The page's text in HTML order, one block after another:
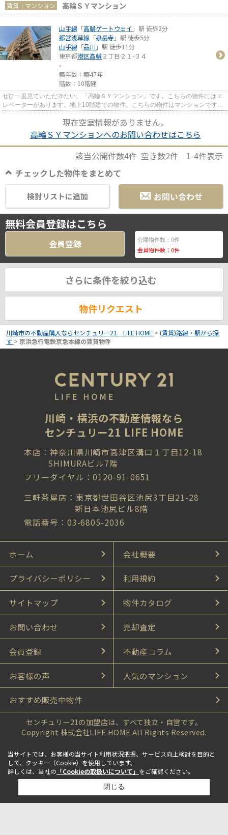
賃貸｜マンション 高輪ＳＹマンション
山手線 「高輪ゲートウェイ 」駅 徒歩2分
都営浅草線 「泉岳寺 」駅 徒歩5分
山手線 「品川 」駅 徒歩11分
東京都港区高輪２丁目２１-３４
-
築年数：築47年
階数：10階建
ぜひ一度見ていただきたい、「高輪ＳＹマンション」です。こちらの物件にはエ
レベーターがあります。地上10階建ての物件。こちらの物件はマンションです。
現在空室情報がありません。
高輪ＳＹマンションへのお問い合わせはこちら
該当公開件数4件 空き数2件 1-4件表示
チェックした物件をまとめて
お問い合わせ
検討リストに追加
無料会員登録はこちら
会員登録 公開物件数： 0件
会員物件数： 0件
さらに条件を絞り込む
物件リクエスト
川崎市の不動産購入ならセンチュリー21 LIFE HOME > (賃貸)路線・駅から探
す > 京浜急行電鉄京急本線の賃貸物件
川崎・横浜の不動産情報なら
センチュリー21 LIFE HOME
本店：神奈川県川崎市高津区溝口１丁目12-18
SHIMURAビル7階
フリーダイヤル：0120-91-0651
三軒茶屋店：東京都世田谷区池尻3丁目21-28
新日本池尻ビル8階
電話番号：03-6805-2036
ホーム 会社概要
プライバシーポリシー 利用規約
サイトマップ 物件カタログ
お問い合わせ 売却査定
会員登録 不動産コラム
お客様の声 人気のマンション
おすすめ販売中物件
センチュリー21の加盟店は、すべて独立・自営です。
Copyright 株式会社LIFE HOME All Rights Reserved.
当サイトでは、お客様の当サイト利用状況把握、サービス向上検討を目的と
して、クッキー（Cookie）を使用しています。
詳しくは、当社の 「Cookieの取扱いについて」 をご確認ください。
閉じる